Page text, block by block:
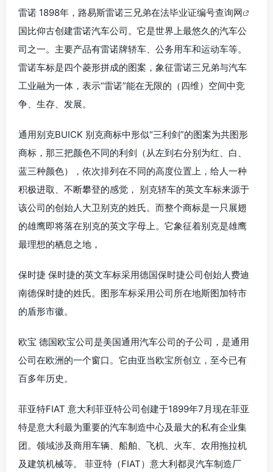
雷诺 1898年，路易斯雷诺三兄弟在法毕业证编号查询网
国比仰古创建雷诺汽车公司。它是世界上最悠久的汽车公
司之一。主要产品有雷诺牌轿车、公务用车和运动车等。
雷诺车标是四个菱形拼成的图案，象征雷诺三兄弟与汽车
工业融为一体，表示“雷诺”能在无限的（四维）空间中竞
争、生存、发展。
通用别克BUICK 别克商标中形似“三利剑”的图案为共图形
商标，那三把颜色不同的利剑（从左到右分别为红、白、
蓝三种颜色），依次排列在不同的高度位置上，给人一种
积极进取、不断攀登的感觉， 别克轿车的英文车标来源于
该公司的创始人大卫别克的姓氏。而整个商标是一只展翅
的雄鹰即将落在别克的英文字母上。它象征着别克是雄鹰
最理想的栖息之地，
保时捷 保时捷的英文车标采用德国保时捷公司创始人费迪
南德保时捷的姓氏。图形车标采用公司所在地斯图加特市
的盾形市徽。
欧宝 德国欧宝公司是美国通用汽车公司的子公司，是通用
公司在欧洲的一个窗口。它由亚当欧宝所创立，至今已有
百多年历史。
菲亚特FIAT 意大利菲亚特公司创建于1899年7月现在菲亚
特是意大利最为重要的汽车制造中心及最大的私有企业集
团。领域涉及商用车辆、船舶、飞机、火车、农用拖拉机
及建筑机械等。 菲亚特（FIAT）意大利都灵汽车制造厂